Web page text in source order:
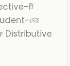
টি
দের
কে Distributive